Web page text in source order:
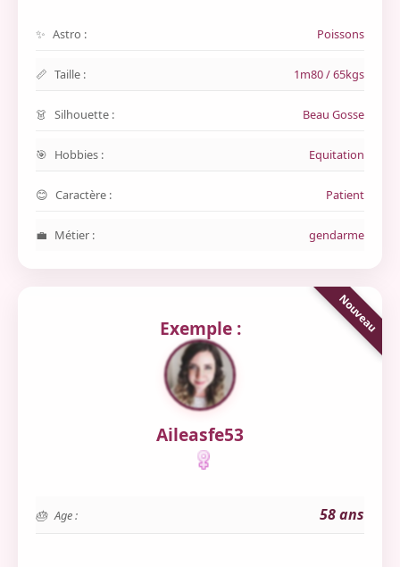
Astro : Poissons
Taille : 1m80 / 65kgs
Silhouette : Beau Gosse
Hobbies : Equitation
Caractère : Patient
Métier : gendarme
Exemple :
Aileasfe53
Age : 58 ans